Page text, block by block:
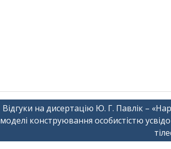
Відгуки на дисертацію Ю. Г. Павлік –
моделі конструювання особистістю